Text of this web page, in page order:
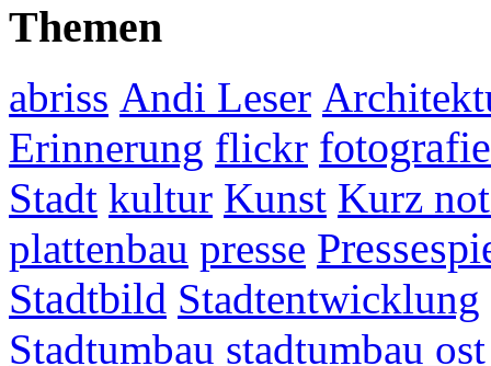
Themen
abriss Andi Leser
Erinnerung flickr fotografie
Stadt kultur Kunst Kurz
plattenbau presse
Stadtbild Stadtentwicklung
Stadtumbau stadtumbau ost